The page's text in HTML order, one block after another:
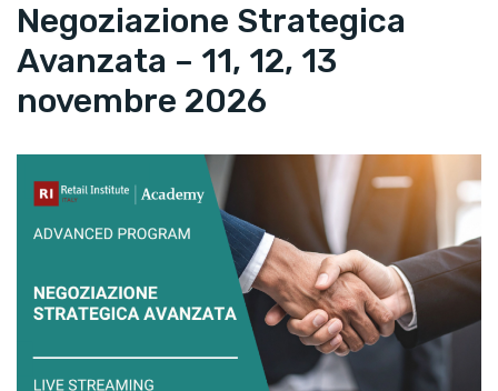
Negoziazione Strategica
Avanzata – 11, 12, 13
novembre 2026